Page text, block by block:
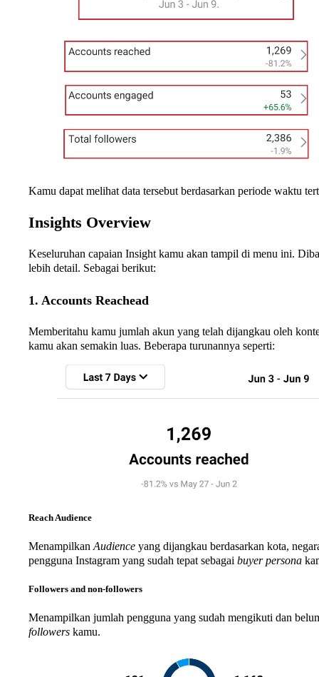
Kamu dapat melihat data tersebut berdasarkan periode waktu
Insights Overview
Keseluruhan capaian Insight kamu akan tampil di menu ini.
lebih detail. Sebagai berikut:
1. Accounts Reachead
Memberitahu kamu jumlah akun yang telah dijangkau oleh
kamu akan semakin luas. Beberapa turunannya seperti:
Reach Audience
MenampilkanAudience yang dijangkau berdasarkan kota,
pengguna Instagram yang sudah tepat sebagai buyer persona
Followers and non-followers
Menampilkan jumlah pengguna yang sudah mengikuti dan
followers kamu.